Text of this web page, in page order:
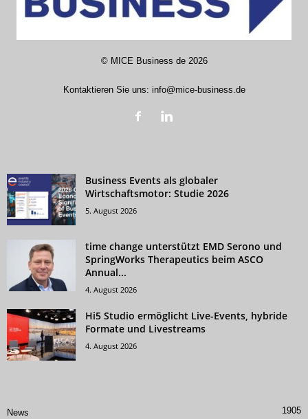
© MICE Business de2026
Kontaktieren Sie uns: info@mice-business.de
Business Events als globaler
Wirtschaftsmotor: Studie 2026
5. August 2026
time change unterstützt EMD Serono und
SpringWorks Therapeutics beim ASCO
Annual...
4. August 2026
Hi5 Studio ermöglicht Live-Events, hybride
Formate und Livestreams
4. August 2026
News 1905